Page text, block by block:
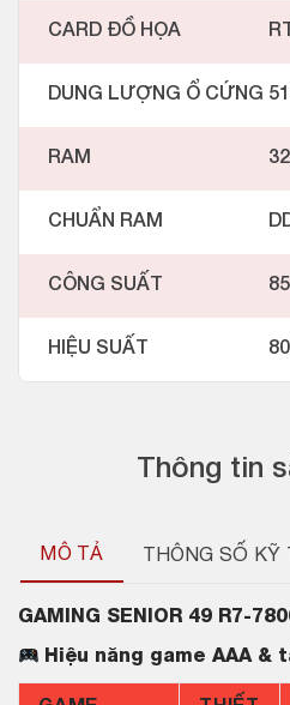
Thông tin
MÔ TẢ THÔNG SỐ KỸ
GAMING SENIOR 49 R7-
Hiệu năng game AAA &
CARD ĐỒ HỌA
DUNG LƯỢNG Ổ CỨNG
RAM
CHUẨN RAM
CÔNG SUẤT
HIỆU SUẤT